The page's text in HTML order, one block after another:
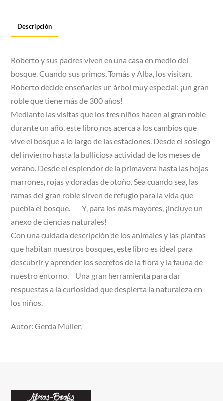
Descripción
Roberto y sus padres viven en una casa en medio del
bosque. Cuando sus primos, Tomás y Alba, los visitan,
Roberto decide enseñarles un árbol muy especial: ¡un gran
roble que tiene más de 300 años!
Mediante las visitas que los tres niños hacen al gran roble
durante un año, este libro nos acerca a los cambios que
vive el bosque a lo largo de las estaciones. Desde el sosiego
del invierno hasta la bulliciosa actividad de los meses de
verano. Desde el esplendor de la primavera hasta las hojas
marrones, rojas y doradas de otoño. Sea cuando sea, las
ramas del gran roble sirven de refugio para la vida que
puebla el bosque. Y, para los más mayores, ¡incluye un
anexo de ciencias naturales!
Con una cuidada descripción de los animales y las plantas
que habitan nuestros bosques, este libro es ideal para
descubrir y aprender los secretos de la flora y la fauna de
nuestro entorno. Una gran herramienta para dar
respuestas a la curiosidad que despierta la naturaleza en
los niños.
Autor: Gerda Muller.